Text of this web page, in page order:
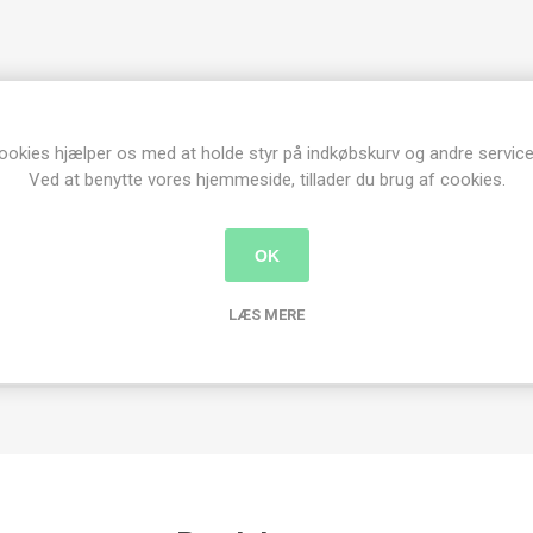
hjælper os med at holde styr på indkøbskurv og andre
Ved at benytte vores hjemmeside, tillader du brug af cookies.
OK
LÆS MERE